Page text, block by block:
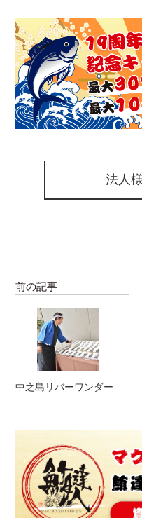
法人
前の記事
中之島リバーワンダーラ
式